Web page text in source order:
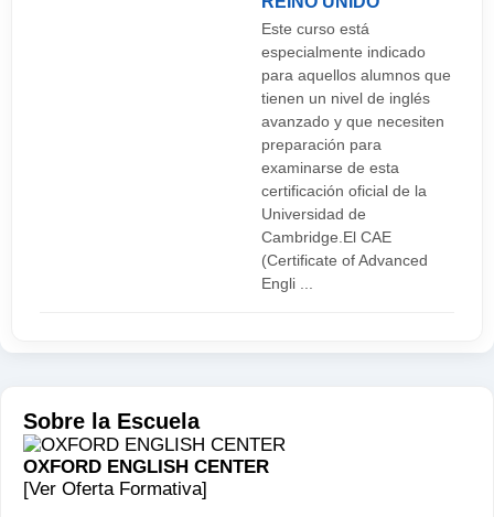
Este curso está
especialmente indicado
para aquellos alumnos que
tienen un nivel de inglés
avanzado y que necesiten
preparación para
examinarse de esta
certificación oficial de la
Universidad de
Cambridge.El CAE
(Certificate of Advanced
Engli ...
Sobre la Escuela
OXFORD ENGLISH CENTER
[Ver Oferta Formativa]